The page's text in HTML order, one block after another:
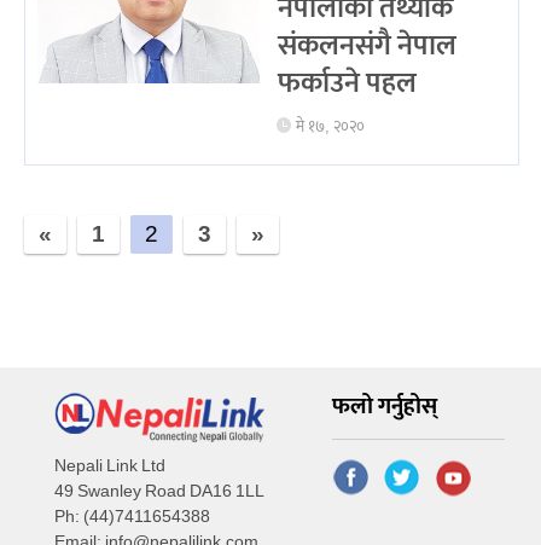
संकलनसंगै नेपाल
फर्काउने पहल
मे १७, २०२०
« 1 2 3 »
Nepali Link Ltd
49 Swanley Road DA16 1LL
Ph: (44)7411654388
फलो गर्नुहोस्